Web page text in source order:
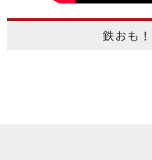
鉄おも